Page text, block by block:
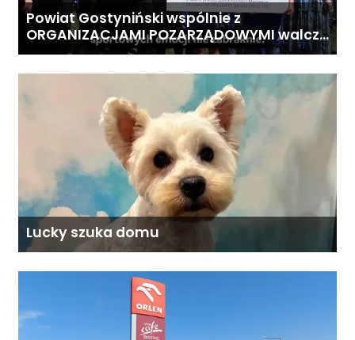
Powiat Gostyniński wspólnie z
ORGANIZACJAMI POZARZĄDOWYMI walczą
o środki z Budżetu Obywatelskiego
Lucky szuka domu